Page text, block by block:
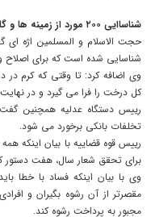
شناساایی ۲۰۰ مورد از زمینه ها و گلوگاه های فساد
شناسایی شده است که برای
وی اضافه کرد: تا وقتی که کرم
کل درخت را فرا می گیرد و در
رییس دستگاه عدلیه همچنین
تخلفات بانکی برخورد می شود.
رییس قوه قضاییه با بیان اینکه
برای تحقق شعار سال، هفت دستور
وی با بیان اینکه فساد با خطا
مقصرتر از آن رشوه بگیران و
مجبور به پرداخت رشوه کند.